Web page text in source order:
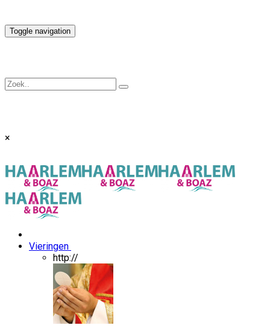
Toggle navigation
×
Vieringen
http://